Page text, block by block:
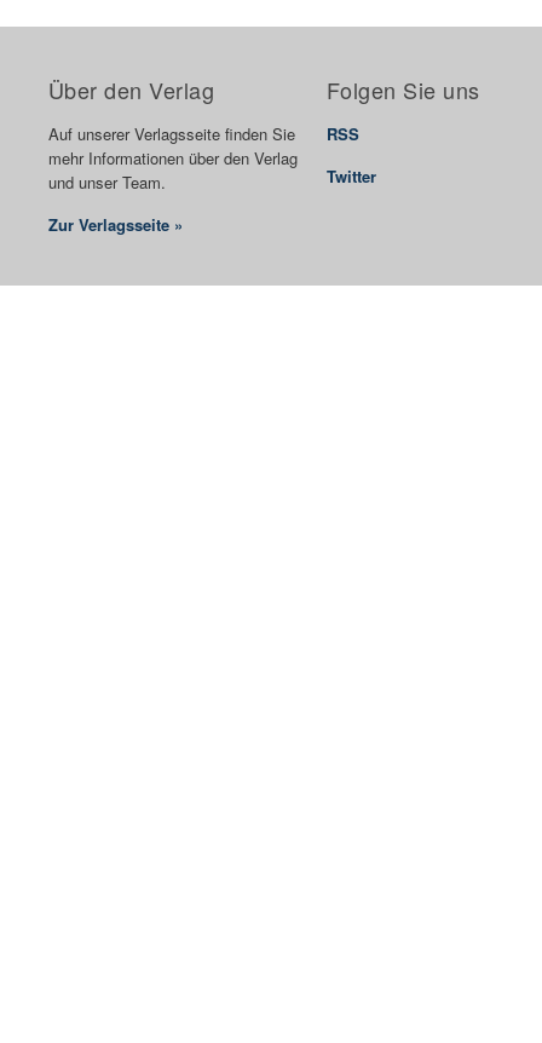
Über den Verlag
Auf unserer Verlagsseite finden Sie
mehr Informationen über den Verlag
und unser Team.
Zur Verlagsseite »
Folgen Sie uns
RSS
Twitter